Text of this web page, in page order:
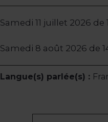
Samedi 11 juillet 2026 de
Samedi 8 août 2026 de
Langue(s) parlée(s) :